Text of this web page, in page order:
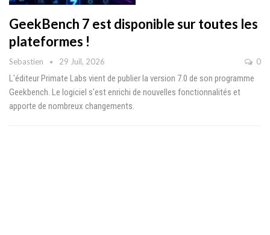
GeekBench 7 est disponible sur toutes les
plateformes !
Sebastien 29 Juil, 2026 0
L'éditeur Primate Labs vient de publier la version 7.0 de son programme
Geekbench. Le logiciel s'est enrichi de nouvelles fonctionnalités et
apporte de nombreux changements.